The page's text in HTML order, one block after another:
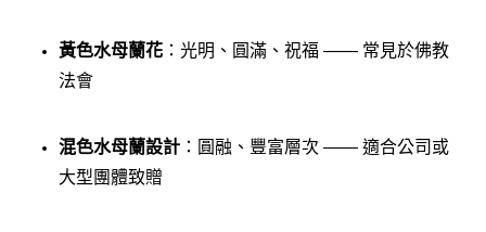
黃色水母蘭花：光明、圓滿、祝福 —— 常見於佛教
法會
混色水母蘭設計：圓融、豐富層次 —— 適合公司或
大型團體致贈